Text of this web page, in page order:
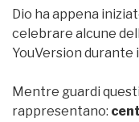
Dio ha appena
celebrare alcune
YouVersion durante
Mentre guardi
rappresentano: